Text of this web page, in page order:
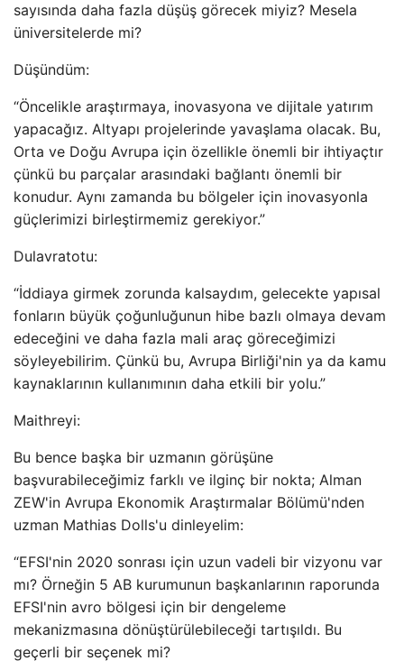
sayısında daha fazla düşüş görecek miyiz? Mesela
üniversitelerde mi?
Düşündüm:
“Öncelikle araştırmaya, inovasyona ve dijitale yatırım
yapacağız. Altyapı projelerinde yavaşlama olacak. Bu,
Orta ve Doğu Avrupa için özellikle önemli bir ihtiyaçtır
çünkü bu parçalar arasındaki bağlantı önemli bir
konudur. Aynı zamanda bu bölgeler için inovasyonla
güçlerimizi birleştirmemiz gerekiyor.”
Dulavratotu:
“İddiaya girmek zorunda kalsaydım, gelecekte yapısal
fonların büyük çoğunluğunun hibe bazlı olmaya devam
edeceğini ve daha fazla mali araç göreceğimizi
söyleyebilirim. Çünkü bu, Avrupa Birliği'nin ya da kamu
kaynaklarının kullanımının daha etkili bir yolu.”
Maithreyi:
Bu bence başka bir uzmanın görüşüne
başvurabileceğimiz farklı ve ilginç bir nokta; Alman
ZEW'in Avrupa Ekonomik Araştırmalar Bölümü'nden
uzman Mathias Dolls'u dinleyelim:
“EFSI'nin 2020 sonrası için uzun vadeli bir vizyonu var
mı? Örneğin 5 AB kurumunun başkanlarının raporunda
EFSI'nin avro bölgesi için bir dengeleme
mekanizmasına dönüştürülebileceği tartışıldı. Bu
geçerli bir seçenek mi?